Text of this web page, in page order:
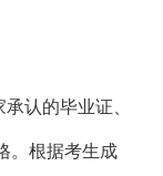
认的毕业证、
。根据考生成